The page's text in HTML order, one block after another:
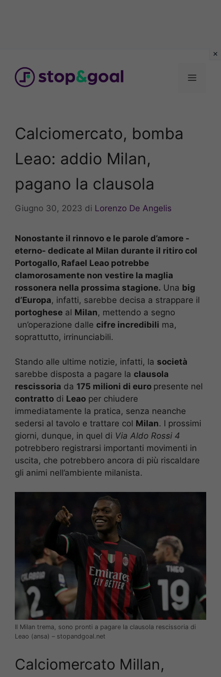
contenuto
Menu
Calciomercato, bomba
Leao: addio Milan,
pagano la clausola
Giugno 30, 2023 di Lorenzo De Angelis
Nonostante il rinnovo e le parole d’amore -
eterno- dedicate al Milan durante il ritiro col
Portogallo, Rafael Leao potrebbe
clamorosamente non vestire la maglia
rossonera nella prossima stagione. Una big
d’Europa, infatti, sarebbe decisa a strappare il
portoghese al Milan, mettendo a segno
un’operazione dalle cifre incredibili ma,
soprattutto, irrinunciabili.
Stando alle ultime notizie, infatti, la società
sarebbe disposta a pagare la clausola
rescissoria da 175 milioni di euro presente nel
contratto di Leao per chiudere
immediatamente la pratica, senza neanche
sedersi al tavolo e trattare col Milan. I prossimi
giorni, dunque, in quel di Via Aldo Rossi 4
potrebbero registrarsi importanti movimenti in
uscita, che potrebbero ancora di più riscaldare
gli animi nell’ambiente milanista.
Il Milan trema, sono pronti a pagare la clausola rescissoria di
Leao (ansa) – stopandgoal.net
Calciomercato Millan,